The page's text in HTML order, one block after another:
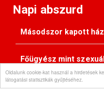
Oldalunk cookie-kat használ a hirdetések
látogatási statisztikák gyűjtéséhez.
Napi abszurd
Másodszor kapott
Főügyész mint
Pimasz önkényúr